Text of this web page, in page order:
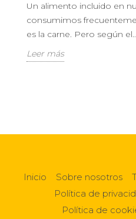
Un alimento incluido en
consumimos
es la carne. Pero según
Leer más
Inicio Sobre nosotros
Política de
Política de